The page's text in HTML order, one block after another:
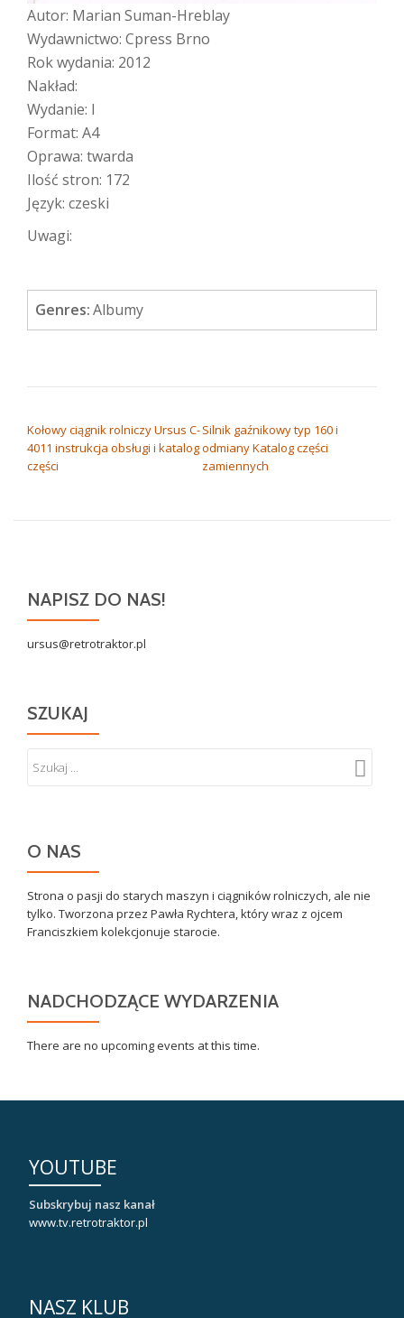
Autor: Marian Suman-Hreblay
Wydawnictwo: Cpress Brno
Rok wydania: 2012
Nakład:
Wydanie: I
Format: A4
Oprawa: twarda
Ilość stron: 172
Język: czeski
Uwagi:
Genres:Albumy
Kołowy ciągnik rolniczy Ursus C-
4011 instrukcja obsługi i katalog
części
Silnik gaźnikowy typ 160 i
odmiany Katalog części
zamiennych
NAPISZ DO NAS!
ursus@retrotraktor.pl
SZUKAJ
O NAS
Strona o pasji do starych maszyn i ciągników rolniczych, ale nie
tylko. Tworzona przez Pawła Rychtera, który wraz z ojcem
Franciszkiem kolekcjonuje starocie.
NADCHODZĄCE WYDARZENIA
There are no upcoming events at this time.
YOUTUBE
Subskrybuj nasz kanał
www.tv.retrotraktor.pl
NASZ KLUB